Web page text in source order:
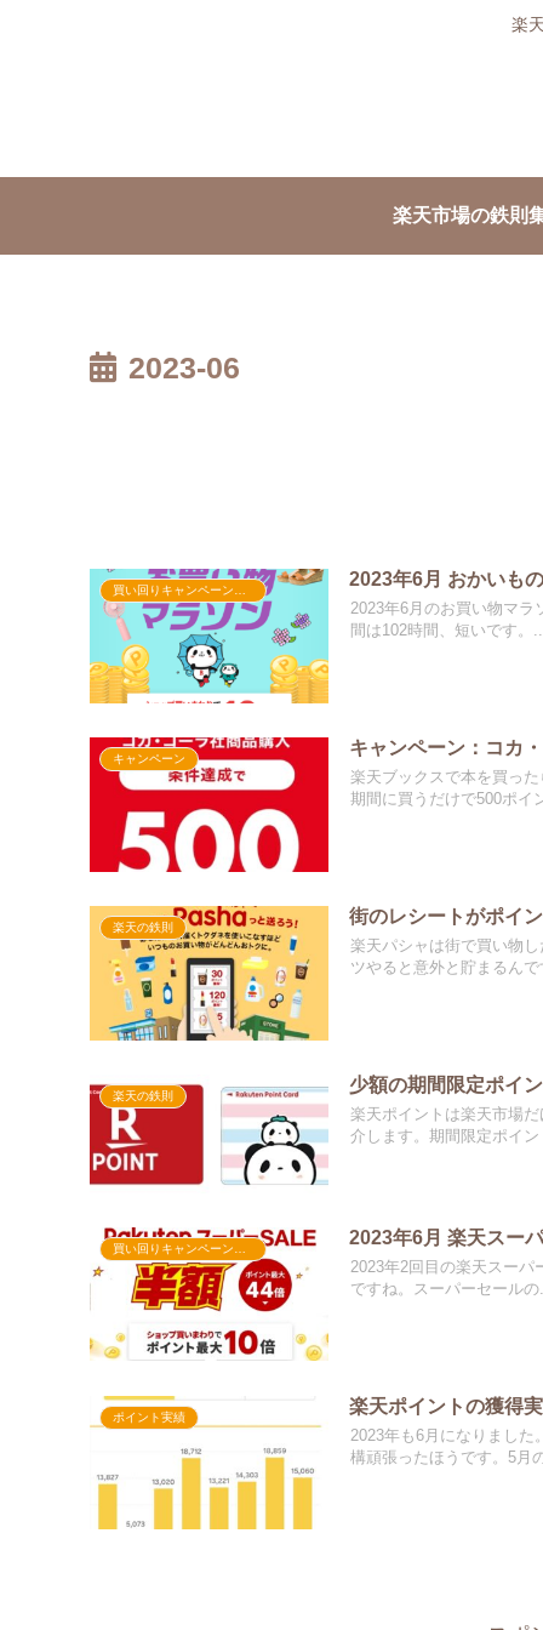
楽
楽天市場の鉄則
2023-06
2023年6月 おかいも
2023年6月のお買い物マラ
間は102時間、短いです。
キャンペーン
キャンペーン：コカ
楽天ブックスで本を買っ
期間に買うだけで500ポイ
楽天の鉄則
街のレシートがポイ
楽天パシャは街で買い物
ツやると意外と貯まるん
楽天の鉄則
少額の期間限定ポイ
楽天ポイントは楽天市場
介します。期間限定ポイ
2023年6月 楽天スー
2023年2回目の楽天スーパ
ですね。スーパーセールの
ポイント実績
楽天ポイントの獲得
2023年も6月になりまし
構頑張ったほうです。5月